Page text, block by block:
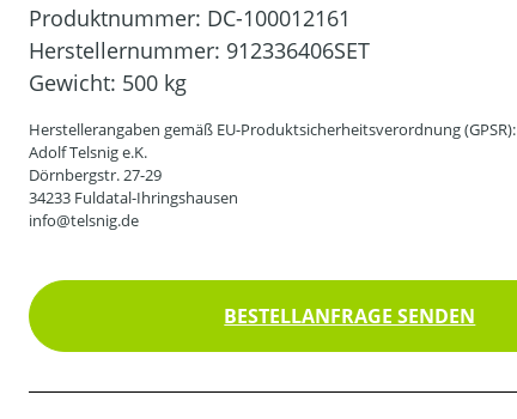
Produktnummer: DC-100012161
Herstellernummer: 912336406SET
Gewicht: 500 kg
Herstellerangaben gemäß EU-Produktsicherheitsverordnung (GPSR):
Adolf Telsnig e.K.
Dörnbergstr. 27-29
34233 Fuldatal-Ihringshausen
info@telsnig.de
BESTELLANFRAGE SENDEN